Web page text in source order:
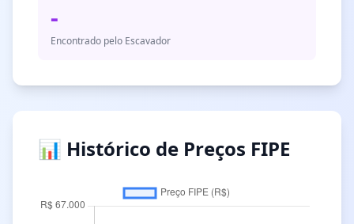
-
Encontrado pelo Escavador
📊 Histórico de Preços FIPE